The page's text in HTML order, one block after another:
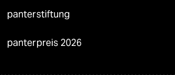
panterstiftung
panterpreis 2026